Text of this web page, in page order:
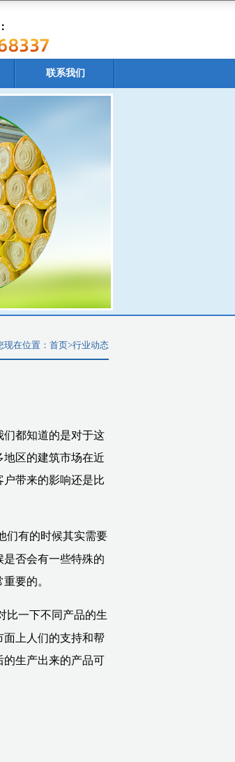
联系我们
现在位置： 首页>行业动态
们都知道的是对于这
区的建筑市场在近
带来的影响还是比
们有的时候其实需要
否会有一些特殊的
要的。
比一下不同产品的生
面上人们的支持和帮
的生产出来的产品可